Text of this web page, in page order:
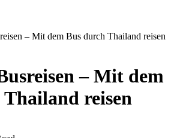
– Mit dem Bus durch Thailand reisen
– Mit dem
reisen